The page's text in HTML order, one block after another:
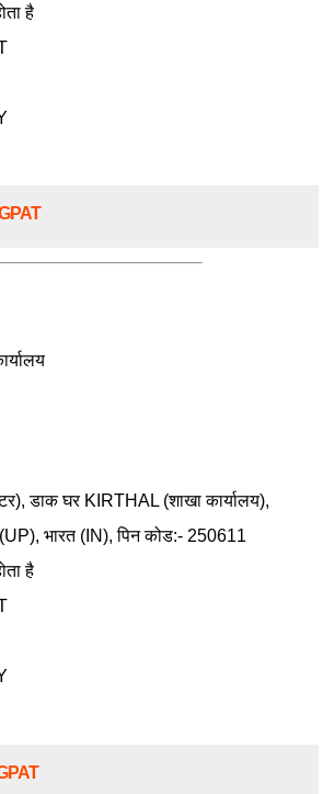
है
डाक घर KIRTHAL (शाखा कार्यालय),
भारत (IN), पिन कोड:- 250611
है